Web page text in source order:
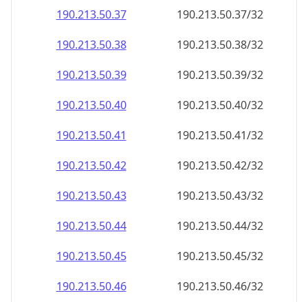
190.213.50.37
190.213.50.37/32
190.213.50.38
190.213.50.38/32
190.213.50.39
190.213.50.39/32
190.213.50.40
190.213.50.40/32
190.213.50.41
190.213.50.41/32
190.213.50.42
190.213.50.42/32
190.213.50.43
190.213.50.43/32
190.213.50.44
190.213.50.44/32
190.213.50.45
190.213.50.45/32
190.213.50.46
190.213.50.46/32